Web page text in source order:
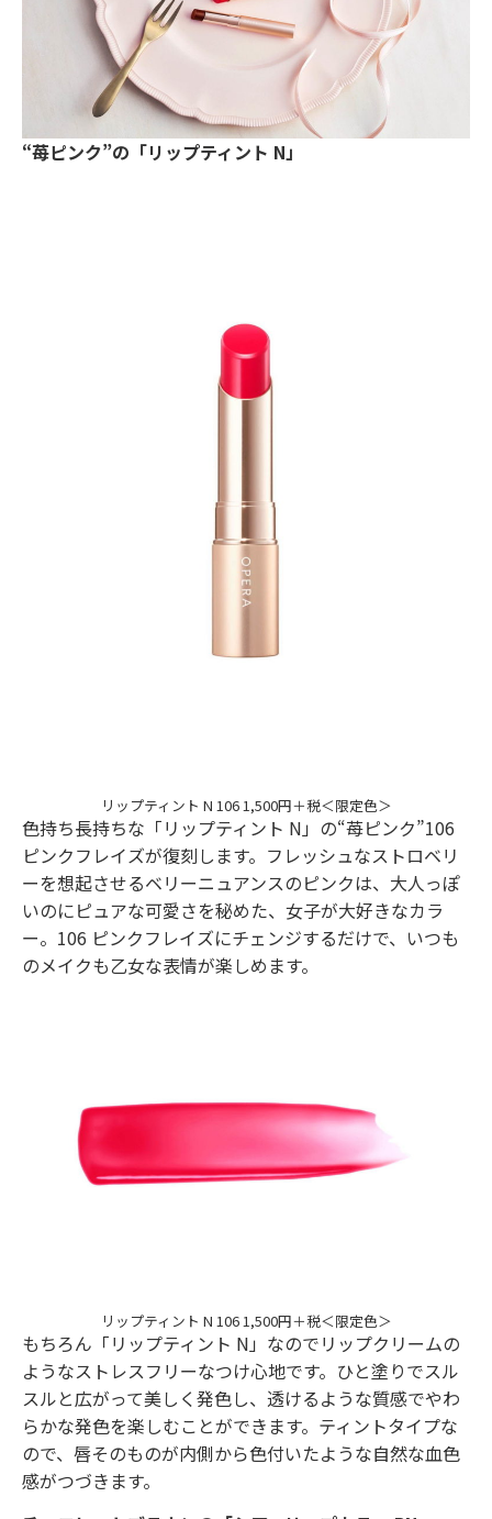
“苺ピンク”の「リップティント N」
リップティント N 106 1,500円＋税＜限定色＞
色持ち長持ちな「リップティント N」の“苺ピンク”106
ピンクフレイズが復刻します。フレッシュなストロベリ
ーを想起させるベリーニュアンスのピンクは、大人っぽ
いのにピュアな可愛さを秘めた、女子が大好きなカラ
ー。106 ピンクフレイズにチェンジするだけで、いつも
のメイクも乙女な表情が楽しめます。
リップティント N 106 1,500円＋税＜限定色＞
もちろん「リップティント N」なのでリップクリームの
ようなストレスフリーなつけ心地です。ひと塗りでスル
スルと広がって美しく発色し、透けるような質感でやわ
らかな発色を楽しむことができます。ティントタイプな
ので、唇そのものが内側から色付いたような自然な血色
感がつづきます。